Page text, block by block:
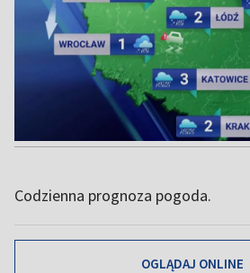
Codzienna prognoza pogoda.
OGLĄDAJ ONLINE